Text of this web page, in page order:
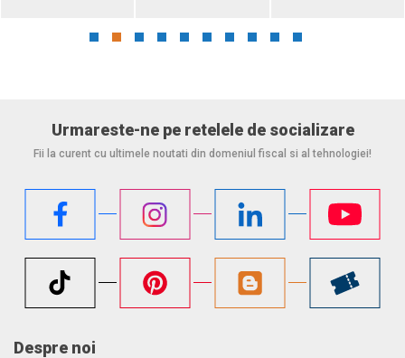
Urmareste-ne pe retelele de socializare
Fii la curent cu ultimele noutati din domeniul fiscal si al tehnologiei!
Despre noi